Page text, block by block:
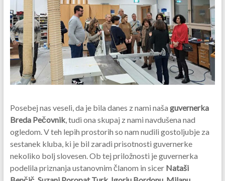
Posebej nas veseli, da je bila danes z nami naša guvernerka
Breda Pečovnik, tudi ona skupaj z nami navdušena nad
ogledom. V teh lepih prostorih so nam nudili gostoljubje za
sestanek kluba, ki je bil zaradi prisotnosti guvernerke
nekoliko bolj slovesen. Ob tej priložnosti je guvernerka
podelila priznanja ustanovnim članom in sicer Nataši